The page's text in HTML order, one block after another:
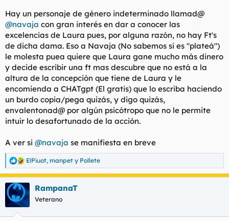
Valoración de la experiencia(0 a 10): 9
¿Repetirías? : claro
Relato del encuentro: He ido varias veces y es todo terreno
tiene un cuerpazo ella lo disfruta parece que le gusta el sexo,
te la come de escandalo bien salivada, te come ojete, y puedes
follar lo guarro que quieras ella no pone pegas a parte el
rollazo que tiene me mola. me cae genial y con la confianza
mejora cada experiencia. tengo pendiente un trio con ella pero
me dice que tenia una amiga que ha pasado algún rollo que ya
no se dedica a eso, asi que le voy preguntando si tiene una
nueva amiga.
Opción 2: Tono un poco más breve y
directo​
Hay un personaje de género indeterminado llamad@
@navaja con gran interés en dar a conocer las
excelencias de Laura pues, por alguna razón, no hay Ft's
de dicha dama. Eso a Navaja (No sabemos si es "plateá")
le molesta puea quiere que Laura gane mucho más dinero
y decide escribir una ft mas descubre que no está a la
altura de la concepción que tiene de Laura y le
encomienda a CHATgpt (El gratis) que lo escriba haciendo
un burdo copia/pega quizás, y digo quizás,
envalentonad@ por algún psicótropo que no le permite
intuir lo desafortunado de la acción.
A ver si @navaja se manifiesta en breve
R
e
a
c
c
i
ElPiuot, manpet y Pollete
RampanaT
Veterano